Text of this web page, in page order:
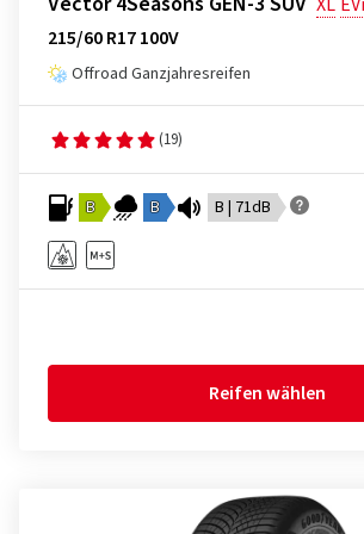
215/60 R17 100V
Offroad Ganzjahresreifen
(19)
B B B | 71dB
Reifen wählen